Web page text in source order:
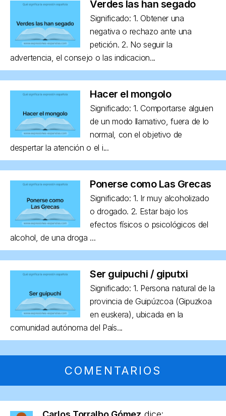
Verdes las han segado
Significado: 1. Obtener una
negativa o rechazo ante una
petición. 2. No seguir la
advertencia, el consejo o las indicacion...
Hacer el mongolo
Significado: 1. Comportarse alguien
de un modo llamativo, fuera de lo
normal, con el objetivo de
despertar la atención o el i...
Ponerse como Las Grecas
Significado: 1. Ir muy alcoholizado
o drogado. 2. Estar bajo los
efectos físicos o psicológicos del
alcohol, de una droga ...
Ser guipuchi / giputxi
Significado: 1. Persona natural de la
provincia de Guipúzcoa (Gipuzkoa
en euskera), ubicada en la
comunidad autónoma del País...
COMENTARIOS